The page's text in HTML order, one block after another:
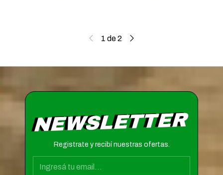
1 de2
NEWSLETTER
Registrate y recibí nuestras ofertas.